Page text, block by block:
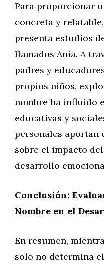
Para proporcionar
concreta y
presenta estudios
llamados Ania. A
padres y
propios niños,
nombre ha influido
educativas y
personales aportan
sobre el impacto
desarrollo
Conclusión:
Nombre en el
En resumen,
solo no determina